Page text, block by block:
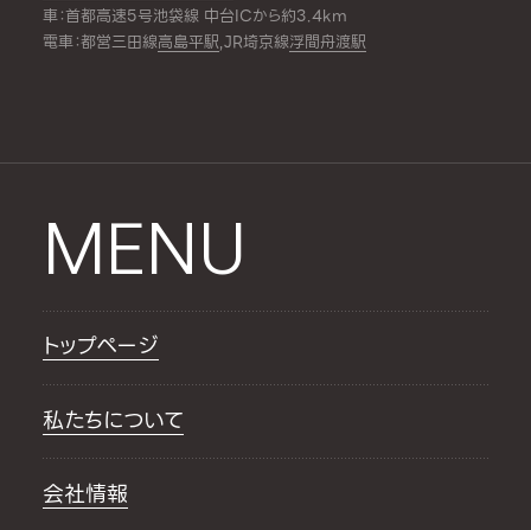
車：首都高速5号池袋線 中台ICから約3.4km
電車：都営三田線高島平駅,JR埼京線浮間舟渡駅
MENU
トップページ
私たちについて
会社情報